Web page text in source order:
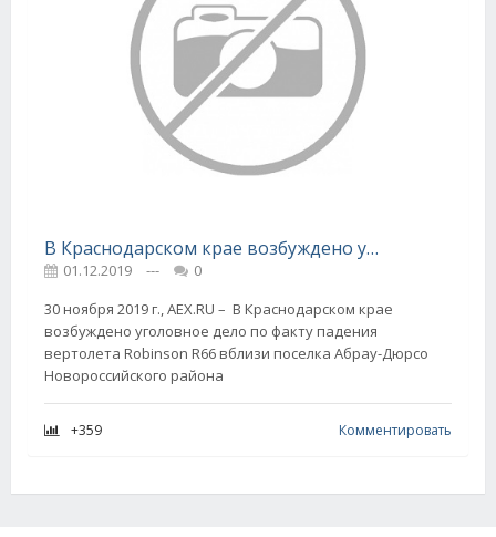
В Краснодарском крае возбуждено уголовное дело по факту падения вертолета Robinson R66
01.12.2019 ---
0
30 ноября 2019 г., AEX.RU – В Краснодарском крае
возбуждено уголовное дело по факту падения
вертолета Robinson R66 вблизи поселка Абрау-Дюрсо
Новороссийского района
+359 Комментировать